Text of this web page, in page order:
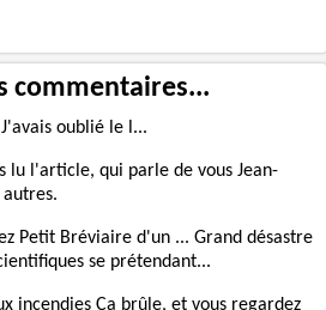
commentaires...
oublié le l...
lu l'article, qui parle de vous Jean-
Petit Bréviaire d'un ... Grand désastre
se prétendant...
incendies Ça brûle, et vous regardez